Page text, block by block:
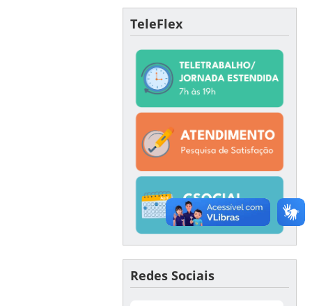
TeleFlex
Redes Sociais